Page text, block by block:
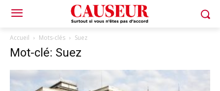
Accueil Mots-clés Suez
Mot-clé: Suez